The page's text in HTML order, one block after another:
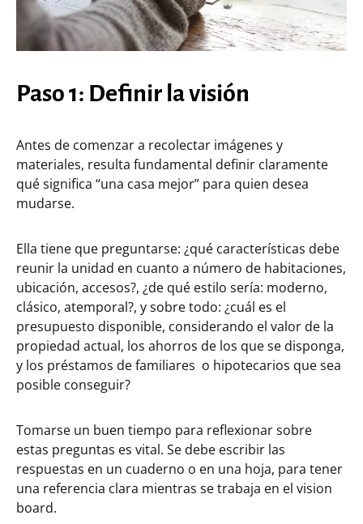
Paso 1: Definir la visión
Antes de comenzar a recolectar imágenes y
materiales, resulta fundamental definir claramente
qué significa “una casa mejor” para quien desea
mudarse.
Ella tiene que preguntarse: ¿qué características debe
reunir la unidad en cuanto a número de habitaciones,
ubicación, accesos?, ¿de qué estilo sería: moderno,
clásico, atemporal?, y sobre todo: ¿cuál es el
presupuesto disponible, considerando el valor de la
propiedad actual, los ahorros de los que se disponga,
y los préstamos de familiares o hipotecarios que sea
posible conseguir?
Tomarse un buen tiempo para reflexionar sobre
estas preguntas es vital. Se debe escribir las
respuestas en un cuaderno o en una hoja, para tener
una referencia clara mientras se trabaja en el vision
board.